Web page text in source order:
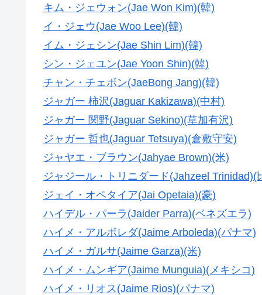
キム・ジェウォン(Jae Won Kim)(韓)
イ・ジェウ(Jae Woo Lee)(韓)
イム・ジェシン(Jae Shin Lim)(韓)
シン・ジェユン(Jae Yoon Shin)(韓)
チャン・チェボン(JaeBong Jang)(韓)
ジャガー 柿沢(Jaguar Kakizawa)(中村)
ジャガー 関野(Jaguar Sekino)(草加有沢)
ジャガー 哲也(Jaguar Tetsuya)(倉敷守安)
ジャヤエ・ブラウン(Jahyae Brown)(米)
ジャジール・トリニダード(Jahzeel Trinidad)(
ジェイ・オペタイア(Jai Opetaia)(豪)
ハイデル・パーラ(Jaider Parra)(ベネズエラ)
ハイメ・アルボレダ(Jaime Arboleda)(パナマ)
ハイメ・ガルサ(Jaime Garza)(米)
ハイメ・ムンギア(Jaime Munguia)(メキシコ)
ハイメ・リオス(Jaime Rios)(パナマ)